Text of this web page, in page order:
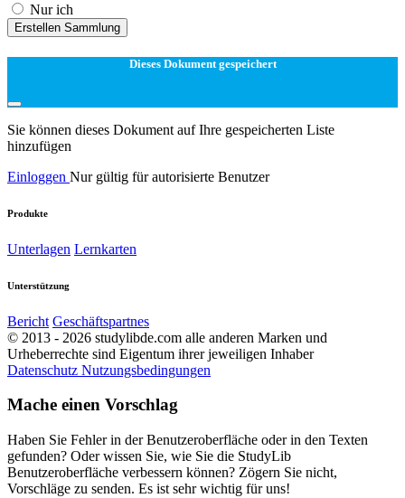
Nur ich
Erstellen Sammlung
Dieses Dokument gespeichert
Sie können dieses Dokument auf Ihre gespeicherten Liste
hinzufügen
Einloggen Nur gültig für autorisierte Benutzer
Produkte
Unterlagen Lernkarten
Unterstützung
Bericht Geschäftspartnes
© 2013 - 2026 studylibde.com alle anderen Marken und
Urheberrechte sind Eigentum ihrer jeweiligen Inhaber
Datenschutz Nutzungsbedingungen
Mache einen Vorschlag
Haben Sie Fehler in der Benutzeroberfläche oder in den Texten
gefunden? Oder wissen Sie, wie Sie die StudyLib
Benutzeroberfläche verbessern können? Zögern Sie nicht,
Vorschläge zu senden. Es ist sehr wichtig für uns!